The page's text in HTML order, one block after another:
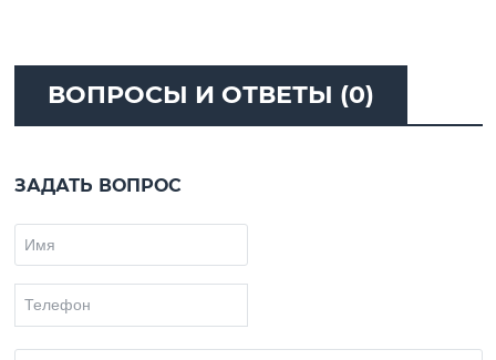
ВОПРОСЫ И ОТВЕТЫ (0)
ЗАДАТЬ ВОПРОС